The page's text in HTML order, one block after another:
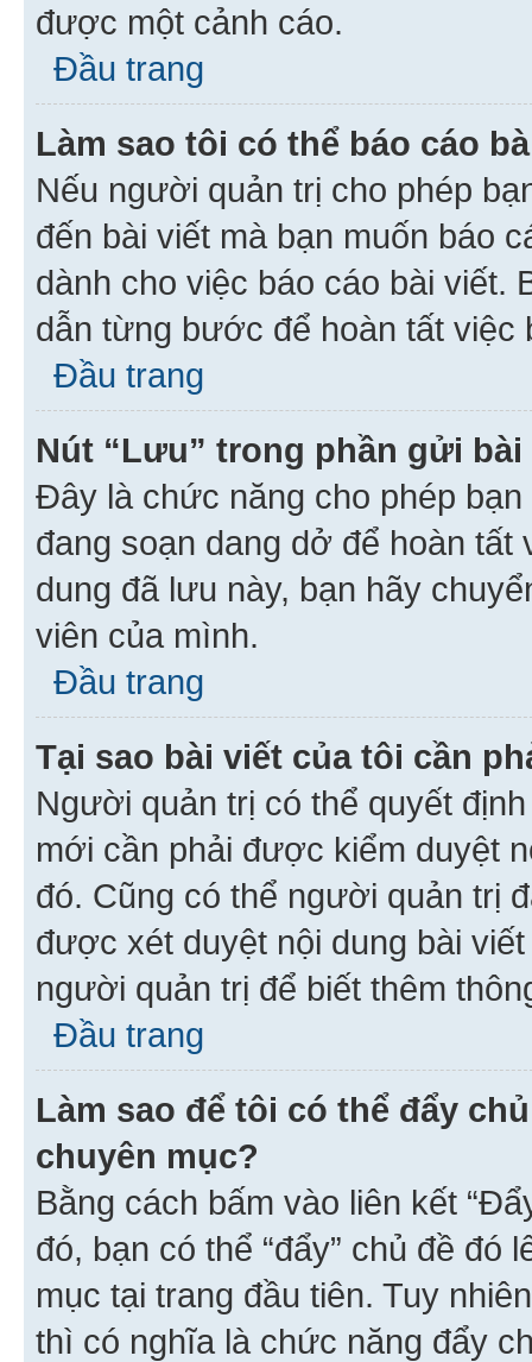
được một cảnh cáo.
Đầu trang
Làm sao tôi có thể báo cáo
Nếu người quản trị cho phép
đến bài viết mà bạn muốn báo
dành cho việc báo cáo bài viết.
dẫn từng bước để hoàn tất việc
Đầu trang
Nút “Lưu” trong phần gửi
Đây là chức năng cho phép
đang soạn dang dở để hoàn
dung đã lưu này, bạn hãy
viên của mình.
Đầu trang
Tại sao bài viết của tôi cần
Người quản trị có thể quyết
mới cần phải được kiểm duyệt
đó. Cũng có thể người quản trị
được xét duyệt nội dung bài
người quản trị để biết thêm
Đầu trang
Làm sao để tôi có thể đẩy
chuyên mục?
Bằng cách bấm vào liên kết
đó, bạn có thể “đẩy” chủ đề đó
mục tại trang đầu tiên. Tuy
thì có nghĩa là chức năng đẩy